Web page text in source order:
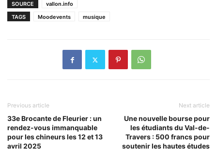
SOURCE
vallon.info
TAGS
Moodevents musique
Previous article
33e Brocante de Fleurier : un
rendez-vous immanquable
pour les chineurs les 12 et 13
avril 2025
Next article
Une nouvelle bourse pour
les étudiants du Val-de-
Travers : 500 francs pour
soutenir les hautes études